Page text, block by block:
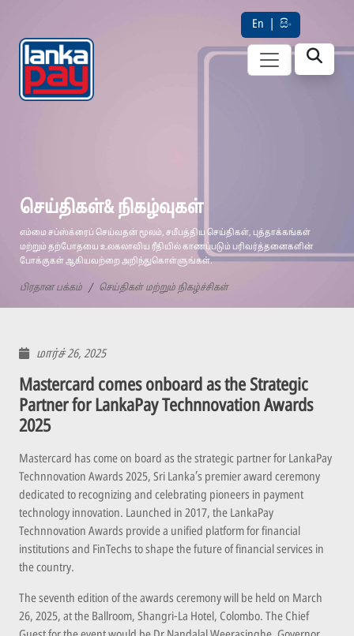
En සිං
செய்திகள்& நிகழ்வுகள்
எம்மை சப்ஸ்க்ரைப் செய்வதன் மூலம், சமீபத்திய செய்திகள், புத்தாக்கங்கள்
மற்றும் தற்போதயை உலகலாவிய ரீதியில் காணப்படும் பரிவர்த்தனைகளின்
போக்குகள் ஆகியவற்றை அறிந்துகொள்ளுங்கள்.
பிரதான பக்கம் செய்திகள் மற்றும் நிகழ்ச்சிகள்
மார்ச் 26, 2025
Mastercard comes onboard as the Strategic
Partner for LankaPay Technnovation Awards
2025
Mastercard has come on board as the strategic partner for LankaPay
Technnovation Awards 2025, Sri Lanka’s premier award ceremony
dedicated to recognizing and celebrating pioneers in payment
technology innovation. Launched in 2017, the LankaPay
Technnovation Awards provide a unified platform for financial
institutions and FinTechs to shape the future of financial services in
the country.
The seventh edition of the awards ceremony will be held on March
26, 2025, at the Ballroom, Shangri-La Hotel, Colombo. The Chief